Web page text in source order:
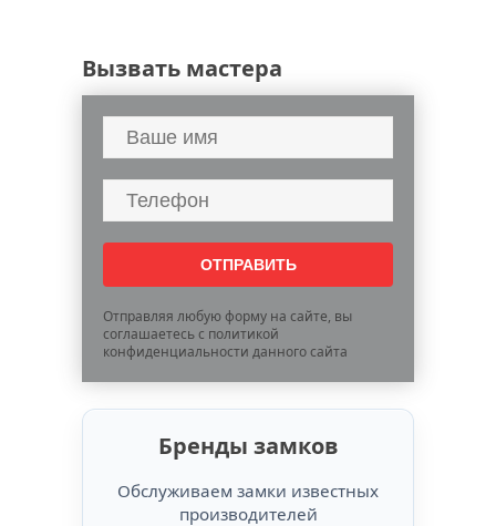
Вызвать мастера
Отправляя любую форму на сайте, вы
соглашаетесь с политикой
конфиденциальности данного сайта
Бренды замков
Обслуживаем замки известных
производителей